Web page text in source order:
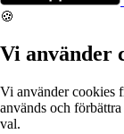
🍪
Vi använder
Vi använder cookies
används och
val.